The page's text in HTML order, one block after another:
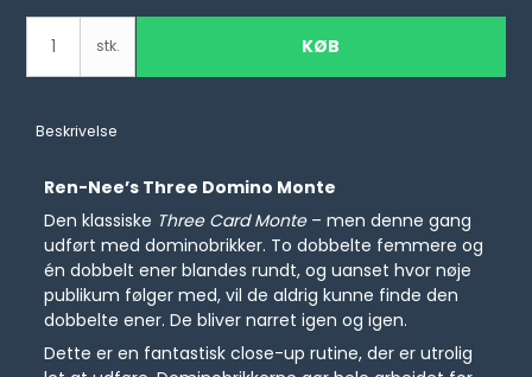
stk. KØB
Beskrivelse
Ren-Nee’s Three Domino Monte
Den klassiske Three Card Monte– men denne gang
udført med dominobrikker. To dobbelte femmere og
én dobbelt ener blandes rundt, og uanset hvor nøje
publikum følger med, vil de aldrig kunne finde den
dobbelte ener. De bliver narret igen og igen.
Dette er en fantastisk close-up rutine, der er utrolig